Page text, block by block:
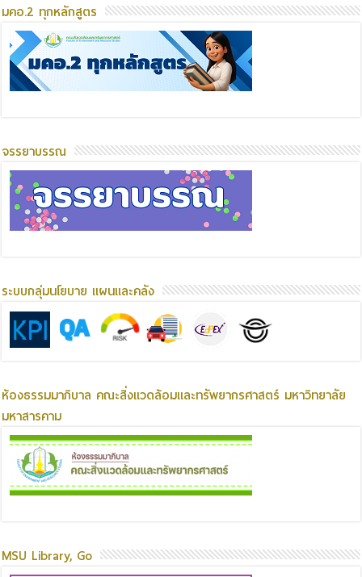
มคอ.2 ทุกหลักสูตร
จรรยาบรรณ
ระบบกลุ่มนโยบาย แผนและคลัง
ห้องธรรมมาภิบาล คณะสิ่งแวดล้อมและทรัพยากรศาสตร์ มหาวิทยาลัย
มหาสารคาม
MSU Library, Go